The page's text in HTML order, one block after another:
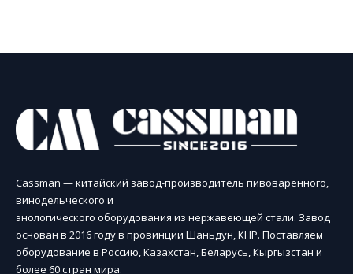
Cassman — китайский завод-производитель пивоваренного,
винодельческого и
энологического оборудования из нержавеющей стали. Завод
основан в 2016 году в провинции Шаньдун, КНР. Поставляем
оборудование в Россию, Казахстан, Беларусь, Кыргызстан и
более 60 стран мира.